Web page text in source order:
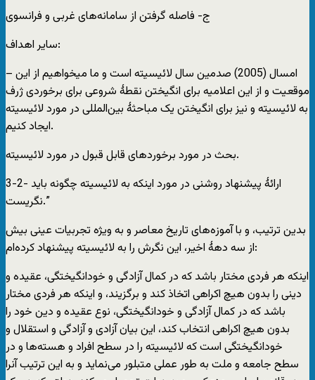
ج- فاصله گرفتن از سامانه‌های غربی و فرانسوی
سایر اهداف:
– امسال (2005) صدمین سال لائیسیته است و ما میخواهیم از این
موقعیت و از این اعلامیه برای انگیختن نقطۀ شروعی برای برخوردی ژرف
به لائیسیته و نیز برای انگیختن یک مباحثۀ بین‌المللی در مورد لائیسیته
ایجاد کنیم.
بحث در مورد برخوردهای قابل قبول در مورد لائیسیته.
3-2- ارائۀ پیشنهاد روشنی در مورد اینکه به لائیسیته چگونه باید
نگریست.”
بدین ترتیب، و با آموزه‌های تاریخ معاصر و به ویژه تجربیات عینی بیش
از سه دهۀ اخیر، این نگرش را به لائیسیته پیشنهاد کرده‌ام:
اینکه هر فردی مختار باشد که در کمال آزادگی و خودانگیختگی، عقیده و
دینی را بدون هیچ اکراهی اتخاذ کند و برگزیند، و اینکه هر فردی مختار
باشد که در کمال آزادگی و خودانگیختگی، نوع عقیده و دین خود را
بدون هیچ اکراهی انتخاب کند، این بیان آزادی و آزادگی و استقلال و
خودانگیختگی است که لائیسیته را در سطح افراد و هسته‌ها و در
سطح جامعه و ملت به طور عملی متبلور می‌نماید و به این ترتیب آنرا